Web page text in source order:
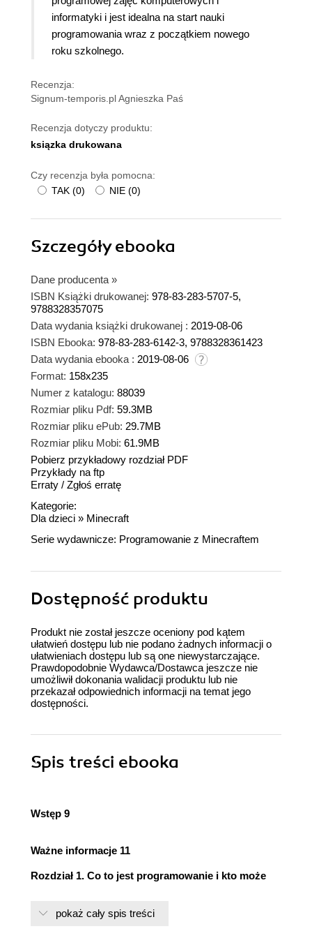
informatyki i jest idealna na start nauki
programowania wraz z początkiem nowego
roku szkolnego.
Recenzja:
Signum-temporis.pl Agnieszka Paś
Recenzja dotyczy produktu:
ksiązka drukowana
Czy recenzja była pomocna:
TAK (0) NIE (0)
Szczegółyebooka
Dane producenta »
ISBN Książki drukowanej: 978-83-283-5707-5,
9788328357075
Data wydania książki drukowanej : 2019-08-06
ISBN Ebooka: 978-83-283-6142-3, 9788328361423
Data wydania ebooka : 2019-08-06
Format: 158x235
Numer z katalogu: 88039
Rozmiar pliku Pdf: 59.3MB
Rozmiar pliku ePub: 29.7MB
Rozmiar pliku Mobi: 61.9MB
Pobierz przykładowy rozdział PDF
Przykłady na ftp
Erraty / Zgłoś erratę
Kategorie:
Dla dzieci » Minecraft
Serie wydawnicze: Programowanie z Minecraftem
Dostępność produktu
Produkt nie został jeszcze oceniony pod kątem
ułatwień dostępu lub nie podano żadnych informacji o
ułatwieniach dostępu lub są one niewystarczające.
Prawdopodobnie Wydawca/Dostawca jeszcze nie
umożliwił dokonania walidacji produktu lub nie
przekazał odpowiednich informacji na temat jego
dostępności.
Spis treści ebooka
Wstęp 9
Ważne informacje 11
Rozdział 1. Co to jest programowanie i kto może
Podstawowe pojęcia w programowaniu 14
pokaż cały spis treści